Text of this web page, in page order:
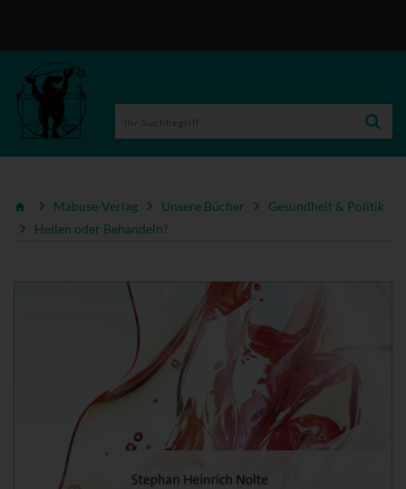
Mabuse-Verlag Unsere Bücher
Gesundheit & Politik
Heilen oder Behandeln?